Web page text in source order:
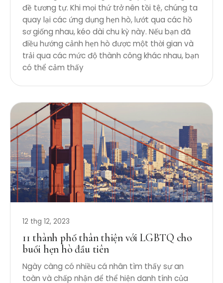
đề tương tự. Khi mọi thứ trở nên tồi tệ, chúng ta
quay lại các ứng dụng hẹn hò, lướt qua các hồ
sơ giống nhau, kéo dài chu kỳ này. Nếu bạn đã
điều hướng cảnh hẹn hò được một thời gian và
trải qua các mức độ thành công khác nhau, bạn
có thể cảm thấy
12 thg 12, 2023
11 thành phố thân thiện với LGBTQ cho
buổi hẹn hò đầu tiên
Ngày càng có nhiều cá nhân tìm thấy sự an
toàn và chấp nhận để thể hiện danh tính của